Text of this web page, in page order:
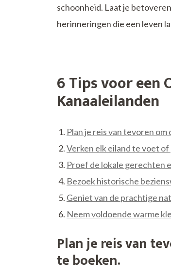
schoonheid. Laat je
herinneringen die een leven
6 Tips voor een
Kanaaleilanden
Plan je reis van tevoren
Verken elk eiland te voet
Proef de lokale gerechten
Bezoek historische
Geniet van de prachtige
Neem voldoende warme
Plan je reis van
te boeken.